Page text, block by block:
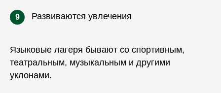
9 Развиваются увлечения
Языковые лагеря бывают со спортивным,
театральным, музыкальным и другими
уклонами.